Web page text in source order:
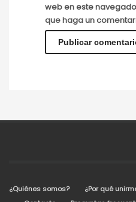
web en este
que haga un
¿Quiénes somos? ¿Por qué